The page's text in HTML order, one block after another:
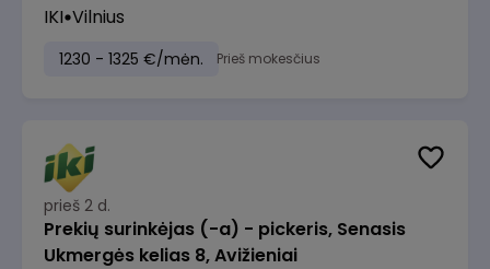
IKI Vilnius
1230 - 1325 €/mėn. Prieš mokesčius
prieš 2 d.
Prekių surinkėjas (-a) - pickeris, Senasis
Ukmergės kelias 8, Avižieniai